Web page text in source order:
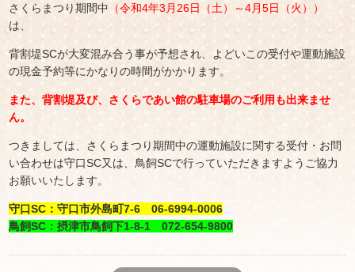
さくらまつり期間中 （令和4年3月26日（土）～4月5日（火））
は、
背割堤SCが大変混み合う事が予想され、よどいこの受付や運動施設
の現金予約等にかなりの時間がかかります。
また、背割堤及び、さくらであい館の駐車場のご利用も出来ませ
ん。
つきましては、さくらまつり期間中の運動施設に関する受付・お問
い合わせは守口SC又は、鳥飼SCで行っていただきますようご協力
お願いいたします。
守口SC：守口市外島町7-6 06-6994-0006
鳥飼SC：摂津市鳥飼下1-8-1 072-654-9800